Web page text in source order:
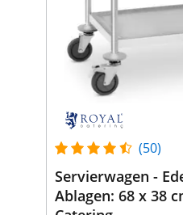
(50)
Servierwagen -
Ablagen: 68 x 38